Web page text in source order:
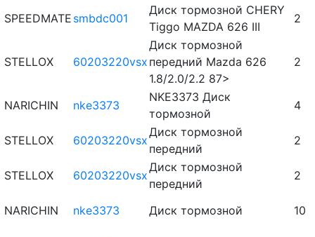
SPEEDMATE smbdc001
Диск тормозной CHERY
Tiggo MAZDA 626 III
2
STELLOX 60203220vsx
Диск тормозной
передний Mazda 626
1.8/2.0/2.2 87>
2
NARICHIN nke3373
NKE3373 Диск
тормозной
4
STELLOX 60203220vsx
Диск тормозной
передний
2
STELLOX 60203220vsx
Диск тормозной
передний
2
NARICHIN nke3373 Диск тормозной 10